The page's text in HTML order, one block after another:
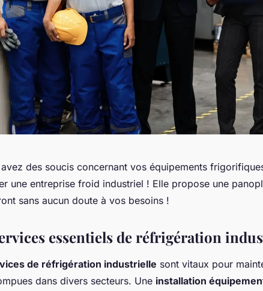
des soucis concernant vos équipements
une entreprise froid industriel ! Elle propose une
sans aucun doute à vos besoins !
essentiels de réfrigération
de réfrigération industrielle sont vitaux pour
dans divers secteurs. Une installation